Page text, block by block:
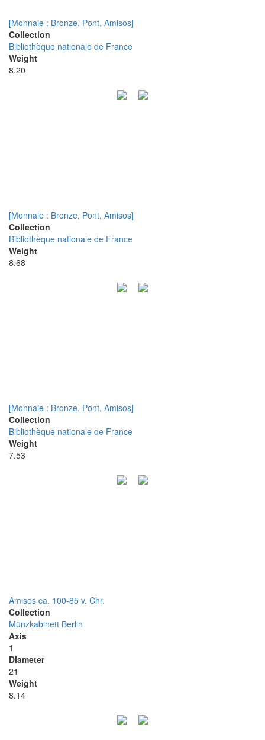
[Monnaie : Bronze, Pont, Amisos]
Collection
Bibliothèque nationale de France
Weight
8.20
[Monnaie : Bronze, Pont, Amisos]
Collection
Bibliothèque nationale de France
Weight
8.68
[Monnaie : Bronze, Pont, Amisos]
Collection
Bibliothèque nationale de France
Weight
7.53
Amisos ca. 100-85 v. Chr.
Collection
Münzkabinett Berlin
Axis
1
Diameter
21
Weight
8.14